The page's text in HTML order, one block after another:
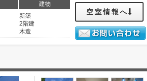
建物
新築
2階建
木造
空室情報へ